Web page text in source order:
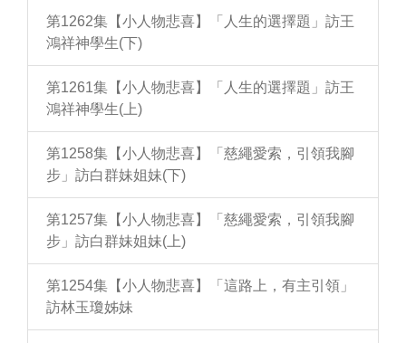
第1262集【小人物悲喜】「人生的選擇題」訪王
鴻祥神學生(下)
第1261集【小人物悲喜】「人生的選擇題」訪王
鴻祥神學生(上)
第1258集【小人物悲喜】「慈繩愛索，引領我腳
步」訪白群妹姐妹(下)
第1257集【小人物悲喜】「慈繩愛索，引領我腳
步」訪白群妹姐妹(上)
第1254集【小人物悲喜】「這路上，有主引領」
訪林玉瓊姊妹